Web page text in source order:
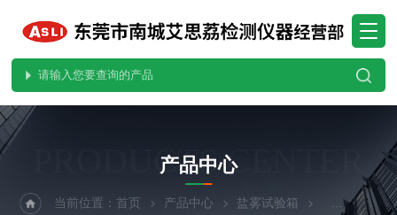
PRODUCTS CENTER
产品中心
当前位置：首页 产品中心 盐雾试验箱 中性盐雾试